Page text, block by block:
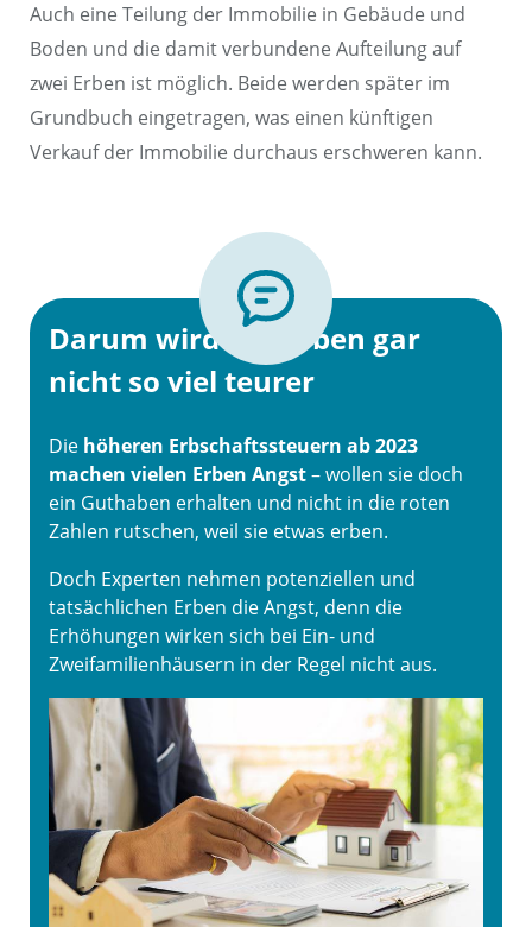
Auch eine Teilung der Immobilie in Gebäude und
Boden und die damit verbundene Aufteilung auf
zwei Erben ist möglich. Beide werden später im
Grundbuch eingetragen, was einen künftigen
Verkauf der Immobilie durchaus erschweren kann.
Darum wird das Erben gar
nicht so viel teurer
Die höheren Erbschaftssteuern ab 2023
machen vielen Erben Angst– wollen sie doch
ein Guthaben erhalten und nicht in die roten
Zahlen rutschen, weil sie etwas erben.
Doch Experten nehmen potenziellen und
tatsächlichen Erben die Angst, denn die
Erhöhungen wirken sich bei Ein- und
Zweifamilienhäusern in der Regel nicht aus.